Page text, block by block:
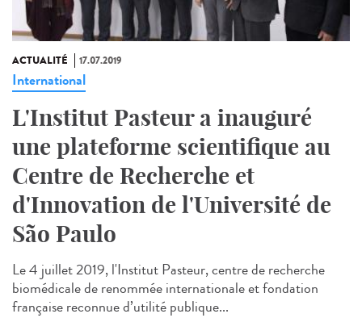
ACTUALITÉ 17.07.2019
International
L'Institut Pasteur a inauguré
une plateforme scientifique au
Centre de Recherche et
d'Innovation de l'Université de
São Paulo
Le 4 juillet 2019, l'Institut Pasteur, centre de recherche
biomédicale de renommée internationale et fondation
française reconnue d’utilité publique...